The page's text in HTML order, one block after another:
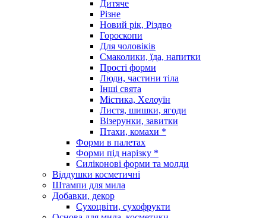
Дитяче
Різне
Новий рік, Різдво
Гороскопи
Для чоловіків
Смаколики, їда, напитки
Прості форми
Люди, частини тіла
Інші свята
Містика, Хелоуїн
Листя, шишки, ягоди
Візерунки, завитки
Птахи, комахи *
Форми в палетах
Форми під нарізку *
Силіконові форми та молди
Віддушки косметичні
Штампи для мила
Добавки, декор
Сухоцвіти, сухофрукти